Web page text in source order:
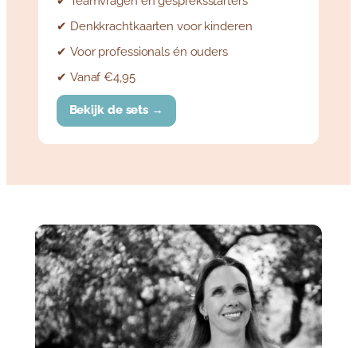
✔ Denkkrachtkaarten voor kinderen
✔ Voor professionals én ouders
✔ Vanaf €4,95
Bekijk de sets →